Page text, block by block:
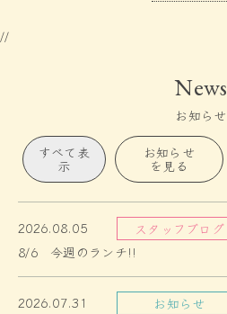
//
News
お知らせ
すべて表
示
お知らせ
を見る
2026.08.05
スタッフブログ
8/6 今週のランチ!!
2026.07.31
お知らせ